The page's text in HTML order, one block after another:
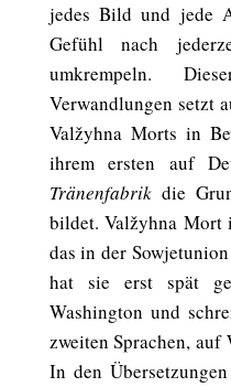
jedes Bild und jede
Gefühl nach
umkrempeln.
Verwandlungen setzt
Valžyhna Morts in
ihrem ersten auf
Tränenfabrikdie
bildet. Valžyhna Mort
das in der
hat sie erst spät
Washington und
zweiten Sprachen,
In den